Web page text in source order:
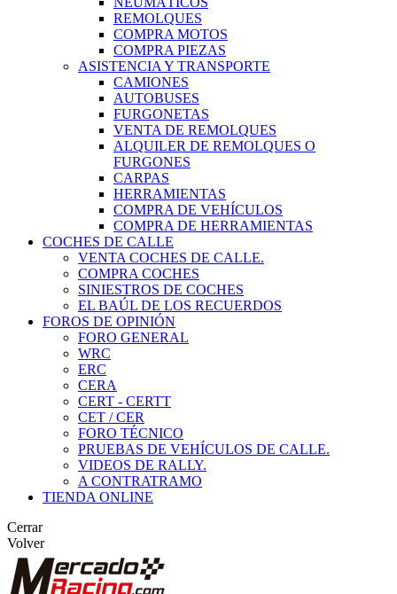
REMOLQUES
COMPRA MOTOS
COMPRA PIEZAS
ASISTENCIA Y TRANSPORTE
CAMIONES
AUTOBUSES
FURGONETAS
VENTA DE REMOLQUES
ALQUILER DE REMOLQUES O
FURGONES
CARPAS
HERRAMIENTAS
COMPRA DE VEHÍCULOS
COMPRA DE HERRAMIENTAS
COCHES DE CALLE
VENTA COCHES DE CALLE.
COMPRA COCHES
SINIESTROS DE COCHES
EL BAÚL DE LOS RECUERDOS
FOROS DE OPINIÓN
FORO GENERAL
WRC
ERC
CERA
CERT - CERTT
CET / CER
FORO TÉCNICO
PRUEBAS DE VEHÍCULOS DE CALLE.
VIDEOS DE RALLY.
A CONTRATRAMO
TIENDA ONLINE
Cerrar
Volver